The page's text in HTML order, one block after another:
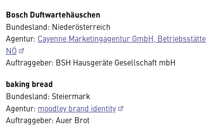
Bosch Duftwartehäuschen
Bundesland: Niederösterreich
Agentur: Cayenne Marketingagentur GmbH, Betriebsstätte
NÖ
Auftraggeber: BSH Hausgeräte Gesellschaft mbH
baking bread
Bundesland: Steiermark
Agentur: moodley brand identity
Auftraggeber: Auer Brot